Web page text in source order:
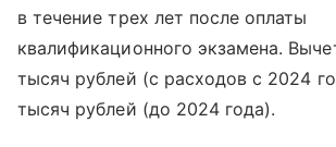
в течение трех лет после оплаты
квалификационного экзамена.
тысяч рублей (с расходов с 2024
тысяч рублей (до 2024 года).